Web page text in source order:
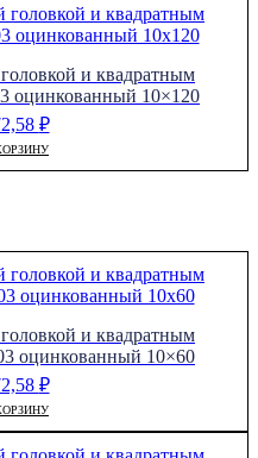
и квадратным
оцинкованный 10×120
₽
и квадратным
оцинкованный 10×60
₽